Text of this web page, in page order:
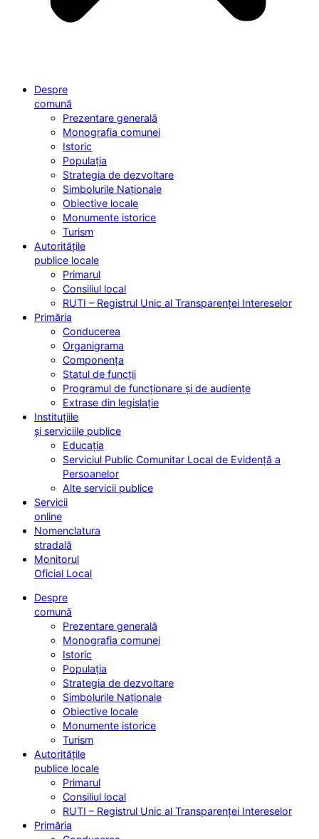
Despre
comună
Prezentare generală
Monografia comunei
Istoric
Populația
Strategia de dezvoltare
Simbolurile Naționale
Obiective locale
Monumente istorice
Turism
Autoritățile
publice locale
Primarul
Consiliul local
RUTI – Registrul Unic al Transparenței Intereselor
Primăria
Conducerea
Organigrama
Componența
Statul de funcții
Programul de funcționare și de audiențe
Extrase din legislație
Instituțiile
și serviciile publice
Educația
Serviciul Public Comunitar Local de Evidență a
Persoanelor
Alte servicii publice
Servicii
online
Nomenclatura
stradală
Monitorul
Oficial Local
Despre
comună
Prezentare generală
Monografia comunei
Istoric
Populația
Strategia de dezvoltare
Simbolurile Naționale
Obiective locale
Monumente istorice
Turism
Autoritățile
publice locale
Primarul
Consiliul local
RUTI – Registrul Unic al Transparenței Intereselor
Primăria